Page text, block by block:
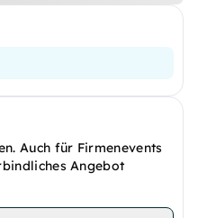
Auch für Firmenevents
Angebot